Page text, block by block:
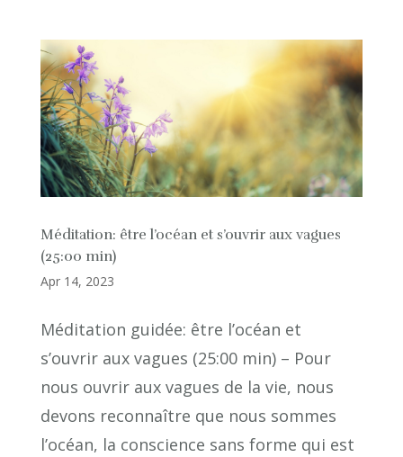
Méditation: être l’océan et s’ouvrir aux vagues
(25:00 min)
Apr 14, 2023
Méditation guidée: être l’océan et
s’ouvrir aux vagues (25:00 min) – Pour
nous ouvrir aux vagues de la vie, nous
devons reconnaître que nous sommes
l’océan, la conscience sans forme qui est